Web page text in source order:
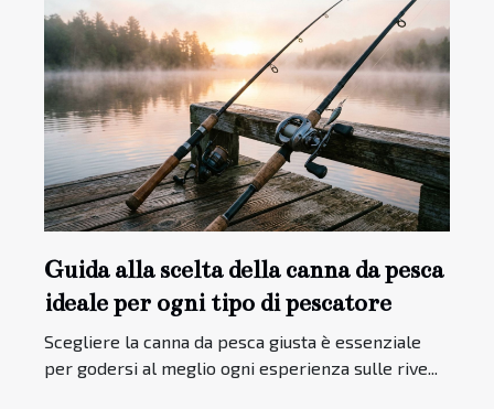
Guida alla scelta della canna da pesca
ideale per ogni tipo di pescatore
Scegliere la canna da pesca giusta è essenziale
per godersi al meglio ogni esperienza sulle rive...